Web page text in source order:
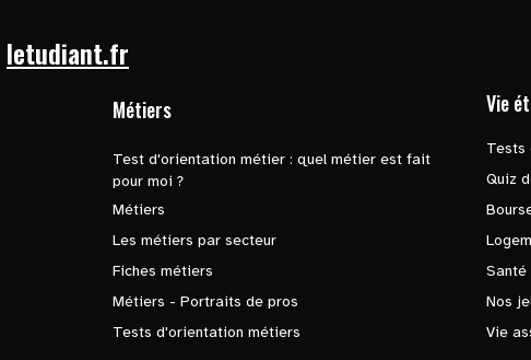
letudiant.fr
Métiers
Test d'orientation métier : quel métier est fait
pour moi ?
Métiers
Les métiers par secteur
Fiches métiers
Métiers - Portraits de pros
Tests d'orientation métiers
Vie
Tests
Quiz
Santé
Nos
Vie